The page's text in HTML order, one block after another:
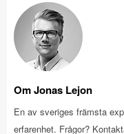
Om Jonas Lejon
En av sveriges främsta
erfarenhet. Frågor?